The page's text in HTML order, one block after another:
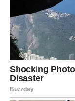
svakom
Pred vama su
DJEVICA